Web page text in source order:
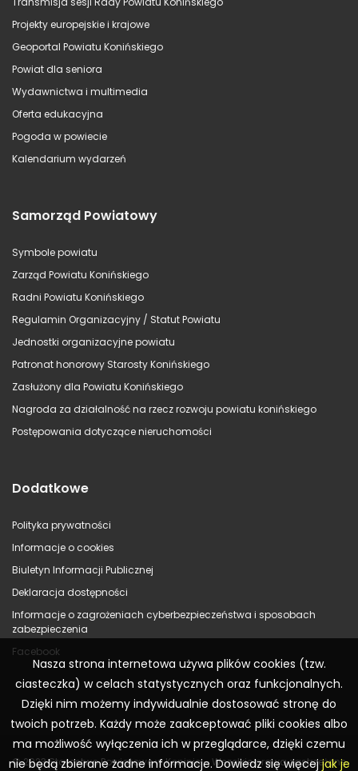
Projekty europejskie i krajowe
Geoportal Powiatu Konińskiego
Powiat dla seniora
Wydawnictwa i multimedia
Oferta edukacyjna
Pogoda w powiecie
Kalendarium wydarzeń
Samorząd Powiatowy
Symbole powiatu
Zarząd Powiatu Konińskiego
Radni Powiatu Konińskiego
Regulamin Organizacyjny / Statut Powiatu
Jednostki organizacyjne powiatu
Patronat honorowy Starosty Konińskiego
Zasłużony dla Powiatu Konińskiego
Nagroda za działalność na rzecz rozwoju powiatu konińskiego
Postępowania dotyczące nieruchomości
Dodatkowe
Polityka prywatności
Informacje o cookies
Biuletyn Informacji Publicznej
Deklaracja dostępności
Informacje o zagrożeniach cyberbezpieczeństwa i sposobach
zabezpieczenia
Facebook
© 2023 Starostwo Powiatowe w Koninie – Wszelkie prawa zastrzeżone
Nasza strona internetowa używa plików cookies (tzw.
ciasteczka) w celach statystycznych oraz funkcjonalnych.
Dzięki nim możemy indywidualnie dostosować stronę do
twoich potrzeb. Każdy może zaakceptować pliki cookies albo
ma możliwość wyłączenia ich w przeglądarce, dzięki czemu
nie będą zbierane żadne informacje. Dowiedz się więcejjak je